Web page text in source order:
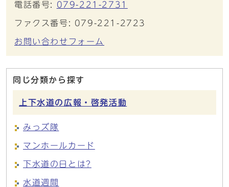
電話番号: 079-221-2731
ファクス番号: 079-221-2723
お問い合わせフォーム
同じ分類から探す
上下水道の広報・啓発活動
みっズ隊
マンホールカード
下水道の日とは?
水道週間